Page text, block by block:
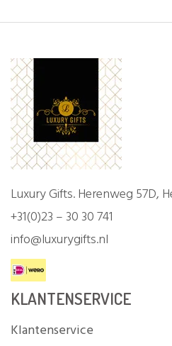
Luxury Gifts. Herenweg 57D,
+31(0)23 – 30 30 741
info@luxurygifts.nl
KLANTENSERVICE
Klantenservice